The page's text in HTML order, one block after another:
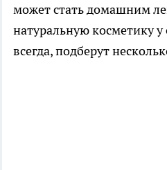
может стать домашним
натуральную косметику у
всегда, подберут